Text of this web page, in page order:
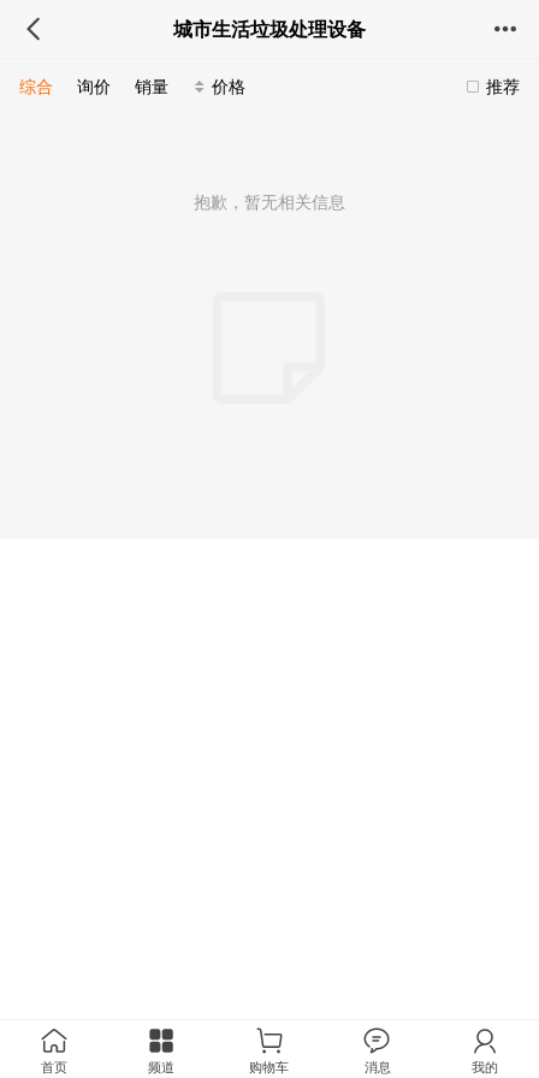
城市生活垃圾处理设备
推荐
综合 询价 销量 价格
抱歉，暂无相关信息
首页 频道 购物车 消息 我的